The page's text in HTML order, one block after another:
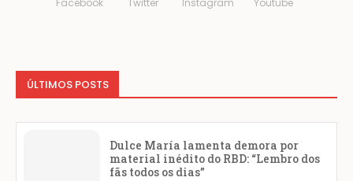
ÚLTIMOS POSTS
Dulce María lamenta demora por
material inédito do RBD: “Lembro dos
fãs todos os dias”